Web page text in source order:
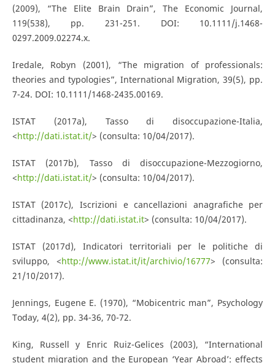
(2009), “The Elite Brain Drain”, The Economic Journal,
119(538), pp. 231-251. DOI: 10.1111/j.1468-
0297.2009.02274.x.
Iredale, Robyn (2001), “The migration of professionals:
theories and typologies”, International Migration, 39(5), pp.
7-24. DOI: 10.1111/1468-2435.00169.
ISTAT (2017a), Tasso di disoccupazione-Italia,
<http://dati.istat.it/> (consulta: 10/04/2017).
ISTAT (2017b), Tasso di disoccupazione-Mezzogiorno,
<http://dati.istat.it/> (consulta: 10/04/2017).
ISTAT (2017c), Iscrizioni e cancellazioni anagrafiche per
cittadinanza, <http://dati.istat.it> (consulta: 10/04/2017).
ISTAT (2017d), Indicatori territoriali per le politiche di
sviluppo, <http://www.istat.it/it/archivio/16777> (consulta:
21/10/2017).
Jennings, Eugene E. (1970), “Mobicentric man”, Psychology
Today, 4(2), pp. 34-36, 70-72.
King, Russell y Enric Ruiz-Gelices (2003), “International
student migration and the European ‘Year Abroad’: effects